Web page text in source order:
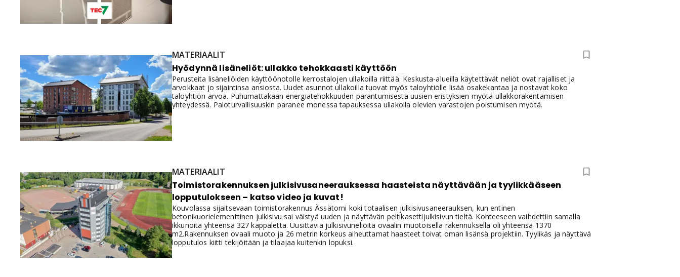
MATERIAALIT
Hyödynnä lisäneliöt: ullakko tehokkaasti käyttöön
Perusteita lisäneliöiden käyttöönotolle kerrostalojen ullakoilla riittää. Keskusta-alueilla käytettävät neliöt ovat rajalliset ja
arvokkaat jo sijaintinsa ansiosta. Uudet asunnot ullakoilla tuovat myös taloyhtiölle lisää osakekantaa ja nostavat koko
taloyhtiön arvoa. Puhumattakaan energiatehokkuuden parantumisesta uusien eristyksien myötä ullakkorakentamisen
yhteydessä. Paloturvallisuuskin paranee monessa tapauksessa ullakolla olevien varastojen poistumisen myötä.
MATERIAALIT
Toimistorakennuksen julkisivusaneerauksessa haasteista näyttävään ja tyylikkääseen
lopputulokseen – katso video ja kuvat!
Kouvolassa sijaitsevaan toimistorakennus Ässätorni koki totaalisen julkisivusaneerauksen, kun entinen
betonikuorielementtinen julkisivu sai väistyä uuden ja näyttävän peltikasettijulkisivun tieltä. Kohteeseen vaihdettiin samalla
ikkunoita yhteensä 327 kappaletta. Uusittavia julkisivuneliöitä ovaalin muotoisella rakennuksella oli yhteensä 1370
m2.Rakennuksen ovaali muoto ja 26 metrin korkeus aiheuttamat haasteet toivat oman lisänsä projektiin. Tyylikäs ja näyttävä
lopputulos kiitti tekijöitään ja tilaajaa kuitenkin lopuksi.